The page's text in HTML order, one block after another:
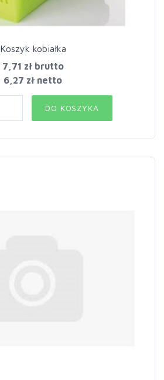
Koszyk kobiałka
7,71 złbrutto
6,27 zł netto
DO KOSZYKA